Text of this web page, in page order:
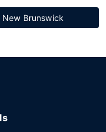
Brunswick